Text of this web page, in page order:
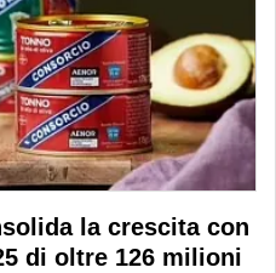
la crescita con
di oltre 126 milioni